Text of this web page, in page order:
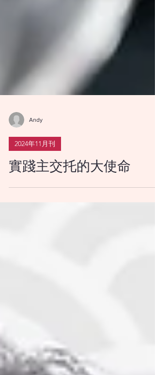
Andy
2024年11月刊
實踐主交托的大使命